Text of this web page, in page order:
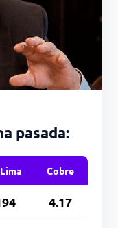
pasada:
Cobre
4.17